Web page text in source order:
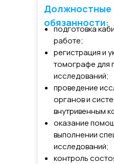
подготовка
работе;
регистрация и
томографе для
исследований;
проведение
органов и
внутривенным
оказание
выполнении
исследований;
контроль
Должностные
обязанности: